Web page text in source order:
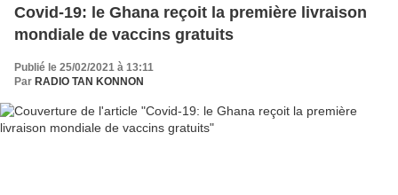
Covid-19: le Ghana reçoit la première livraison
mondiale de vaccins gratuits
Publié le 25/02/2021 à 13:11
Par RADIO TAN KONNON